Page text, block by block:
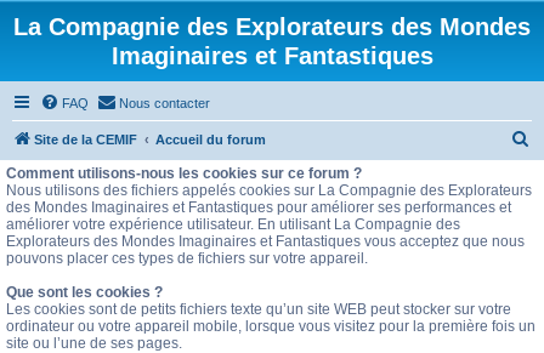
La Compagnie des Explorateurs des Mondes
Imaginaires et Fantastiques
FAQ Nous contacter
Site de la CEMIF Accueil du forum
c
Comment utilisons-nous les cookies sur ce forum ?
Nous utilisons des fichiers appelés cookies sur La Compagnie des Explorateurs
des Mondes Imaginaires et Fantastiques pour améliorer ses performances et
améliorer votre expérience utilisateur. En utilisant La Compagnie des
Explorateurs des Mondes Imaginaires et Fantastiques vous acceptez que nous
pouvons placer ces types de fichiers sur votre appareil.
Que sont les cookies ?
Les cookies sont de petits fichiers texte qu’un site WEB peut stocker sur votre
ordinateur ou votre appareil mobile, lorsque vous visitez pour la première fois un
site ou l’une de ses pages.